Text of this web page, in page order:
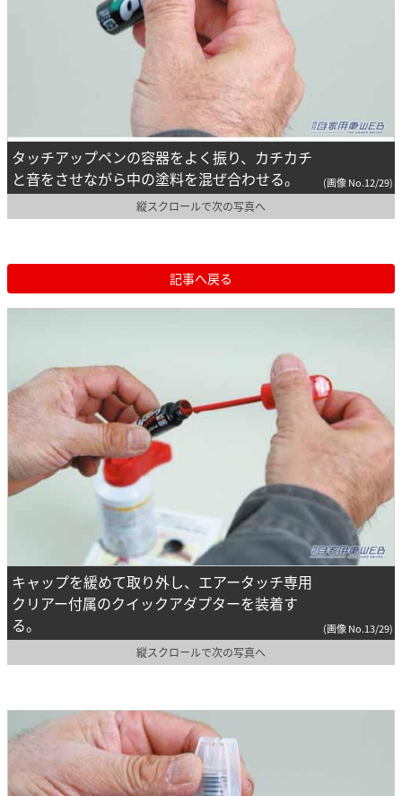
タッチアップペンの容器をよく振り、カチカチ
と音をさせながら中の塗料を混ぜ合わせる。
(画像 No.12/29)
縦スクロールで次の写真へ
記事へ戻る
キャップを緩めて取り外し、エアータッチ専用
クリアー付属のクイックアダプターを装着す
る。
(画像 No.13/29)
縦スクロールで次の写真へ